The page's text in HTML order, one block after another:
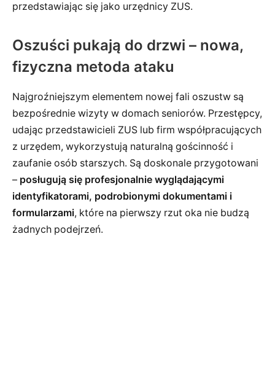
przedstawiając się jako urzędnicy ZUS.
Oszuści pukają do drzwi – nowa,
fizyczna metoda ataku
Najgroźniejszym elementem nowej fali oszustw są
bezpośrednie wizyty w domach seniorów. Przestępcy,
udając przedstawicieli ZUS lub firm współpracujących
z urzędem, wykorzystują naturalną gościnność i
zaufanie osób starszych. Są doskonale przygotowani
– posługują się profesjonalnie wyglądającymi
identyfikatorami, podrobionymi dokumentami i
formularzami, które na pierwszy rzut oka nie budzą
żadnych podejrzeń.